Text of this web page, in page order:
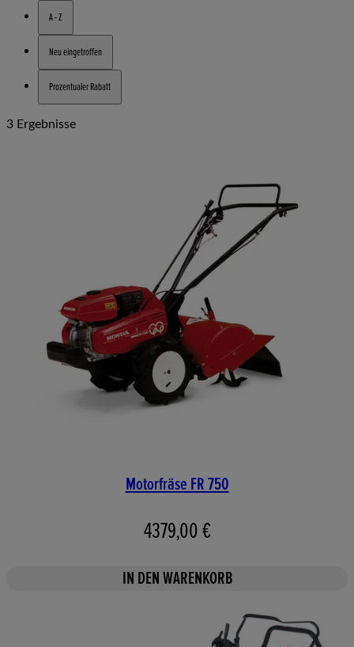
A - Z
Neu eingetroffen
Prozentualer Rabatt
3 Ergebnisse
Motorfräse FR 750
4379,00 €
IN DEN WARENKORB